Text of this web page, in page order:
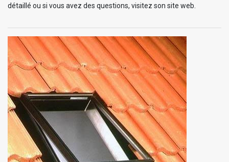
détaillé ou si vous avez des questions, visitez son site web.